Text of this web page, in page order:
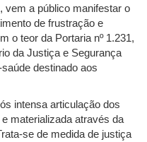
vem a público manifestar o
de frustração e
o teor da Portaria nº 1.231,
da Justiça e Segurança
destinado aos
intensa articulação dos
materializada através da
se de medida de justiça